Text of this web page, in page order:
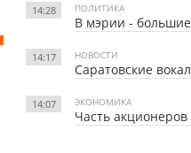
14:28 ПОЛИТИКА
В мэрии -
14:17 НОВОСТИ
Саратовские
14:07 ЭКОНОМИКА
Часть